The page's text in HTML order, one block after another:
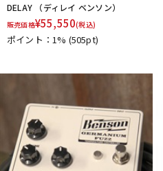
DELAY （ディレイ ベンソン）
販売価格¥55,550(税込)
ポイント：1% (505pt)